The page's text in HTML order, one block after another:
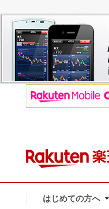
はじめての方へ